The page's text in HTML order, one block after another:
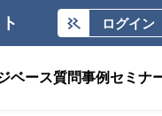
ログイン
ベース質問事例 セミナ